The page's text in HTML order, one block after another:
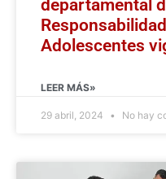
departamental
Adolescentes
LEER MÁS»
29 abril, 2024 No hay